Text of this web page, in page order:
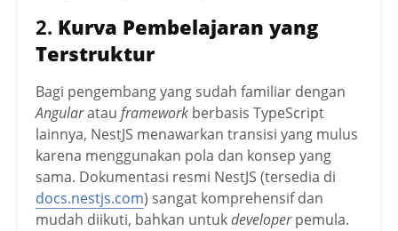
2. Kurva Pembelajaran yang
Terstruktur
Bagi pengembang yang sudah familiar dengan
Angularatau framework berbasis TypeScript
lainnya, NestJS menawarkan transisi yang mulus
karena menggunakan pola dan konsep yang
sama. Dokumentasi resmi NestJS (tersedia di
docs.nestjs.com) sangat komprehensif dan
mudah diikuti, bahkan untukdeveloperpemula.